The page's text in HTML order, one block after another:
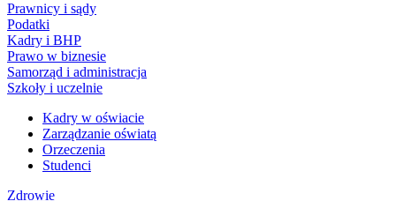
Prawnicy i sądy
Podatki
Kadry i BHP
Prawo w biznesie
Samorząd i administracja
Szkoły i uczelnie
Kadry w oświacie
Zarządzanie oświatą
Orzeczenia
Studenci
Zdrowie